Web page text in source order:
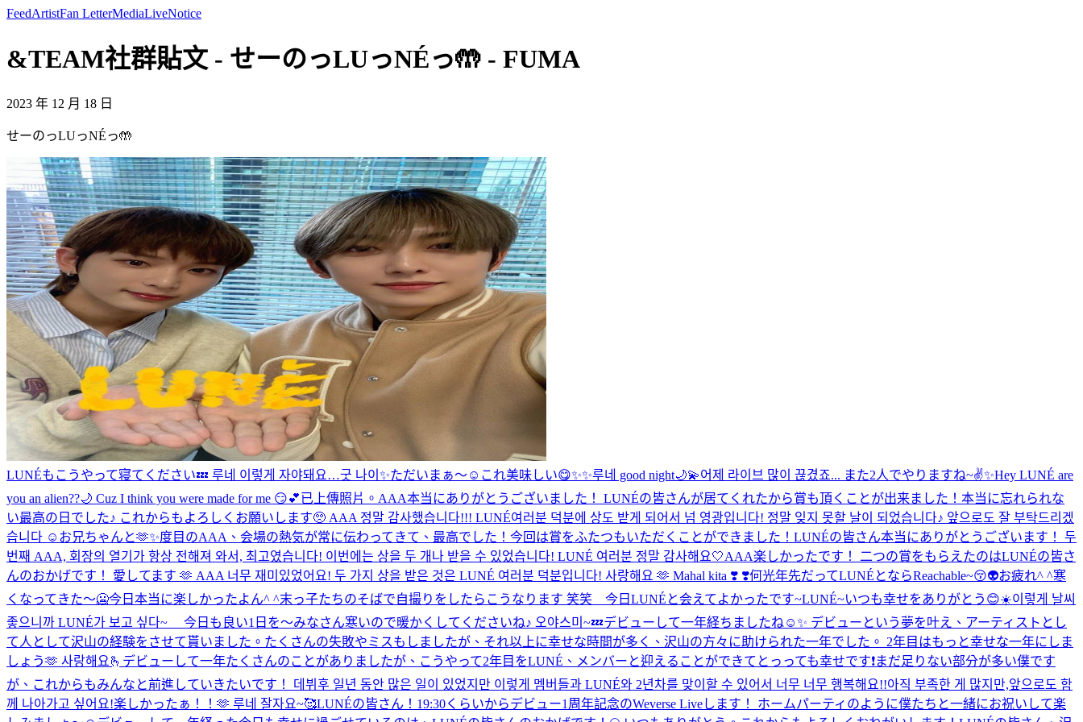
FeedArtistFan LetterMediaLiveNotice
&TEAM社群貼文 - せーのっLUっNÉっ🤲 - FUMA
2023 年 12 月 18 日
せーのっLUっNÉっ🤲
LUNÉもこうやって寝てください💤 루네 이렇게 자야돼요…굿 나이✨ただいまぁ〜☺️ これ美味しい😋✨✨루네 good night🌙💫어제 라이브 많이 끊겼죠... また2人でやりますね~✌️✨Hey LUNÉ are
you an alien??🌙 Cuz I think you were made for me 😏💕已上傳照片。 AAA本当にありがとうございました！ LUNÉの皆さんが居てくれたから賞も頂くことが出来ました！本当に忘れられな
い最高の日でした♪ これからもよろしくお願いします🥺 AAA 정말 감사했습니다!!! LUNÉ여러분 덕분에 상도 받게 되어서 넘 영광입니다! 정말 잊지 못할 날이 되었습니다♪ 앞으로도 잘 부탁드리겠
습니다 ☺️ お兄ちゃんと🫶✨度目のAAA、会場の熱気が常に伝わってきて、最高でした！今回は賞をふたつもいただくことができました！LUNÉの皆さん本当にありがとうございます！ 두
번째 AAA, 회장의 열기가 항상 전해져 와서, 최고였습니다! 이번에는 상을 두 개나 받을 수 있었습니다! LUNÉ 여러분 정말 감사해요🤍AAA楽しかったです！ 二つの賞をもらえたのはLUNÉの皆さ
んのおかげです！ 愛してます 🫶 AAA 너무 재미있었어요! 두 가지 상을 받은 것은 LUNÉ 여러분 덕분입니다! 사랑해요 🫶 Mahal kita ❣️ ❣️何光年先だってLUNÉとならReachable~😚👽お疲れ^ ^寒
くなってきた〜🥶今日本当に楽しかったよん^ ^末っ子たちのそばで自撮りをしたらこうなります 笑笑 今日LUNÉと会えてよかったです~LUNÉ~いつも幸せをありがとう😊☀️이렇게 날씨
좋으니까 LUNÉ가 보고 싶다~ 今日も良い1日を〜みなさん寒いので暖かくしてくださいね♪ 오야스미~💤デビューして一年経ちましたね☺️✨ デビューという夢を叶え、アーティストとし
て人として沢山の経験をさせて貰いました。たくさんの失敗やミスもしましたが、それ以上に幸せな時間が多く、沢山の方々に助けられた一年でした。 2年目はもっと幸せな一年にしま
しょう🫶 사랑해요🫰 デビューして一年たくさんのことがありましたが、こうやって2年目をLUNÉ、メンバーと迎えることができてとっっても幸せです❗まだ足りない部分が多い僕です
が、これからもみんなと前進していきたいです！ 데뷔후 일년 동안 많은 일이 있었지만 이렇게 멤버들과 LUNÉ와 2년차를 맞이할 수 있어서 너무 너무 행복해요!!아직 부족한 게 많지만,앞으로도 함
께 나아가고 싶어요!楽しかったぁ！！🫶 루네 잘자요~🥰LUNÉの皆さん！19:30くらいからデビュー1周年記念のWeverse Liveします！ ホームパーティのように僕たちと一緒にお祝いして楽